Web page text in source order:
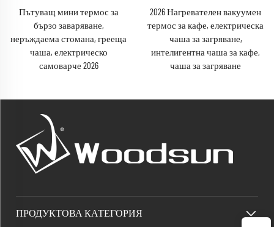
Пътуващ мини термос за
бързо заваряване,
неръждаема стомана, грееща
чаша, електрическо
самоварче 2026
2026 Нагревателен вакуумен
термос за кафе, електрическа
чаша за загряване,
интелигентна чаша за кафе,
чаша за загряване
ПРОДУКТОВА КАТЕГОРИЯ